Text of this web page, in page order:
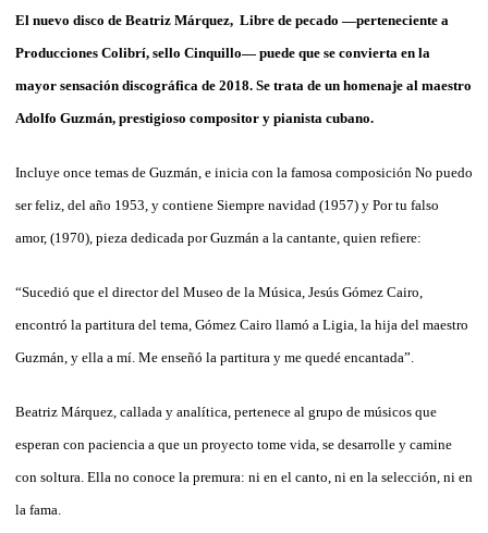
El nuevo disco de Beatriz Márquez, Libre de pecado —perteneciente a
Producciones Colibrí, sello Cinquillo— puede que se convierta en la
mayor sensación discográfica de 2018. Se trata de un homenaje al maestro
Adolfo Guzmán, prestigioso compositor y pianista cubano.
Incluye once temas de Guzmán, e inicia con la famosa composición No puedo
ser feliz, del año 1953, y contiene Siempre navidad (1957) y Por tu falso
amor, (1970), pieza dedicada por Guzmán a la cantante, quien refiere:
“Sucedió que el director del Museo de la Música, Jesús Gómez Cairo,
encontró la partitura del tema, Gómez Cairo llamó a Ligia, la hija del maestro
Guzmán, y ella a mí. Me enseñó la partitura y me quedé encantada”.
Beatriz Márquez, callada y analítica, pertenece al grupo de músicos que
esperan con paciencia a que un proyecto tome vida, se desarrolle y camine
con soltura. Ella no conoce la premura: ni en el canto, ni en la selección, ni en
la fama.